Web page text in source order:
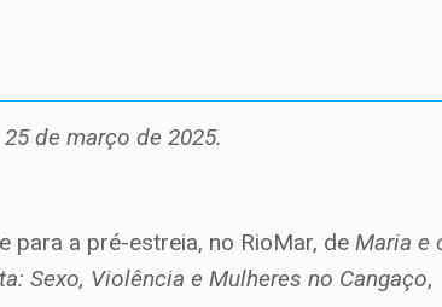
de março de 2025.
para a pré-estreia, no RioMar, deMaria e
Sexo, Violência e Mulheres no Cangaço,